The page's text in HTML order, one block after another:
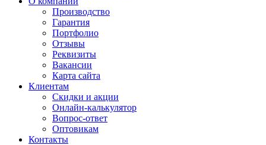
Производство
Гарантия
Портфолио
Отзывы
Реквизиты
Вакансии
Карта сайта
Клиентам
Скидки и акции
Онлайн-калькулятор
Вопрос-ответ
Оптовикам
Контакты